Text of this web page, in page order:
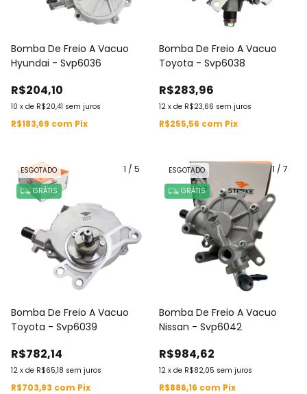
Bomba De Freio A Vacuo
Hyundai - Svp6036
R$204,10
10 x de R$20,41 sem juros
R$183,69 com Pix
Bomba De Freio A Vacuo
Toyota - Svp6038
R$283,96
12 x de R$23,66 sem juros
R$255,56 com Pix
1 / 5
ESGOTADO
GRÁTIS
Bomba De Freio A Vacuo
Toyota - Svp6039
R$782,14
12 x de R$65,18 sem juros
R$703,93 com Pix
1 / 7
ESGOTADO
GRÁTIS
Bomba De Freio A Vacuo
Nissan - Svp6042
R$984,62
12 x de R$82,05 sem juros
R$886,16 com Pix